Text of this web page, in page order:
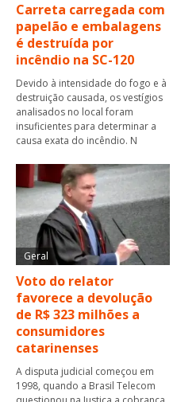
Carreta carregada com
papelão e embalagens
é destruída por
incêndio na SC-120
Devido à intensidade do fogo e à
destruição causada, os vestígios
analisados no local foram
insuficientes para determinar a
causa exata do incêndio. N
Geral
Voto do relator
favorece a devolução
de R$ 323 milhões a
consumidores
catarinenses
A disputa judicial começou em
1998, quando a Brasil Telecom